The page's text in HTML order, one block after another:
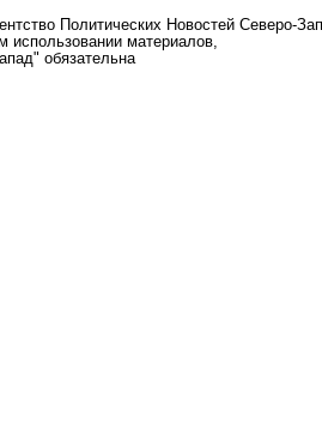
Политических Новостей Северо-
использовании материалов,
обязательна